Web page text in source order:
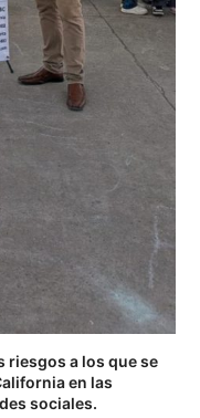
riesgos a los que se
en las
sociales.